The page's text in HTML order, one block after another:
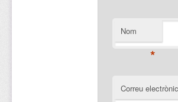
Nom
*
Correu electrònic